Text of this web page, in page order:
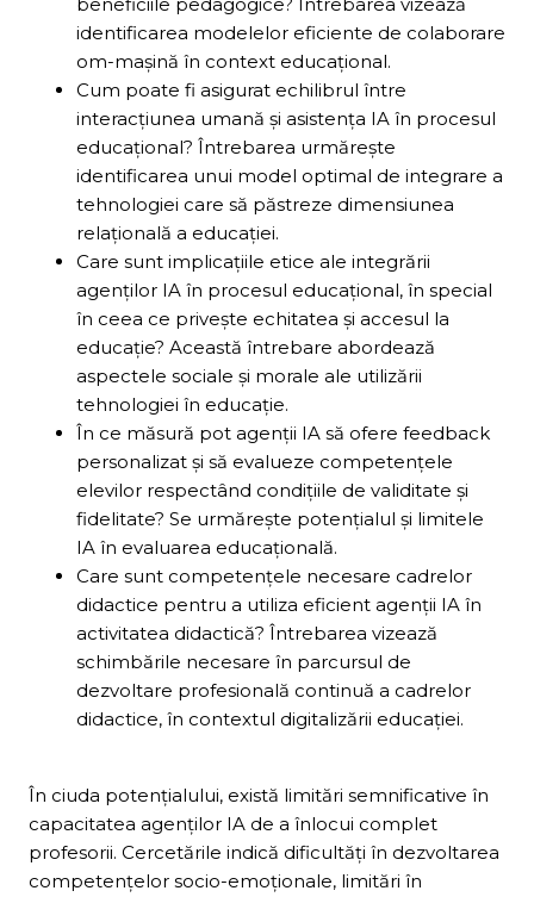
identificarea modelelor eficiente de colaborare
om-mașină în context educațional.
Cum poate fi asigurat echilibrul între
interacțiunea umană și asistența IA în procesul
educațional? Întrebarea urmărește
identificarea unui model optimal de integrare a
tehnologiei care să păstreze dimensiunea
relațională a educației.
Care sunt implicațiile etice ale integrării
agenților IA în procesul educațional, în special
în ceea ce privește echitatea și accesul la
educație? Această întrebare abordează
aspectele sociale și morale ale utilizării
tehnologiei în educație.
În ce măsură pot agenții IA să ofere feedback
personalizat și să evalueze competențele
elevilor respectând condițiile de validitate și
fidelitate? Se urmărește potențialul și limitele
IA în evaluarea educațională.
Care sunt competențele necesare cadrelor
didactice pentru a utiliza eficient agenții IA în
activitatea didactică? Întrebarea vizează
schimbările necesare în parcursul de
dezvoltare profesională continuă a cadrelor
didactice, în contextul digitalizării educației.
În ciuda potențialului, există limitări semnificative în
capacitatea agenților IA de a înlocui complet
profesorii. Cercetările indică dificultăți în dezvoltarea
competențelor socio-emoționale, limitări în